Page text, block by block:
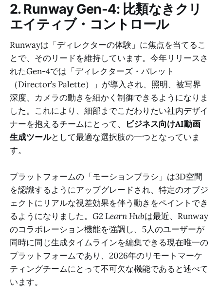
2. Runway Gen-4: 比類なきクリ
エイティブ・コントロール
Runwayは「ディレクターの体験」に焦点を当てるこ
とで、そのリードを維持しています。今年リリースさ
れたGen-4では「ディレクターズ・パレット
（Director’s Palette）」が導入され、照明、被写界
深度、カメラの動きを細かく制御できるようになりま
した。これにより、細部までこだわりたい社内デザイ
ナーを抱えるチームにとって、
ビジネス向けAI動画
生成ツールとして最適な選択肢の一つとなっていま
す。
プラットフォームの「モーションブラシ」は3D空間
を認識するようにアップグレードされ、特定のオブジ
ェクトにリアルな視差効果を伴う動きをペイントでき
るようになりました。 G2 Learn Hubは最近、Runway
のコラボレーション機能を強調し、5人のユーザーが
同時に同じ生成タイムラインを編集できる現在唯一の
プラットフォームであり、2026年のリモートマーケ
ティングチームにとって不可欠な機能であると述べて
います。